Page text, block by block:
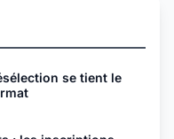
se tient le